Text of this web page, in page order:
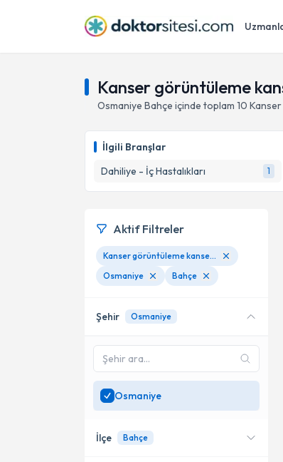
Kanser görüntüleme
Osmaniye Bahçe içinde toplam 10
İlgili Branşlar
Dahiliye - İç Hastalıkları
1
Aktif Filtreler
Kanser görüntüleme kanser deteksiyonu
Osmaniye
Bahçe
Şehir Osmaniye
Osmaniye
İlçe Bahçe